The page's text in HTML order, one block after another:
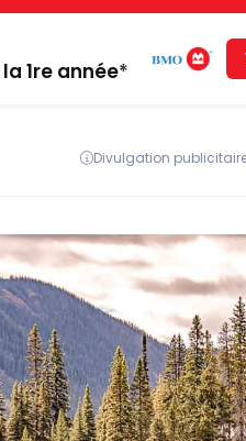
1re année*
Divulgation